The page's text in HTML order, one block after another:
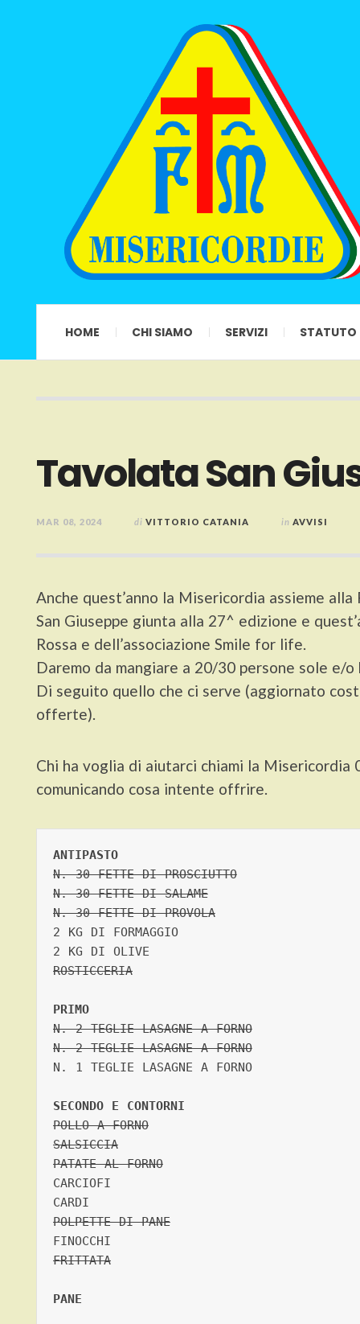
HOME CHI SIAMO SERVIZI STATUTO
Tavolata San
MAR 08, 2024 di VITTORIO CATANIA in AVVISI
Anche quest’anno la Misericordia assieme
San Giuseppe giunta alla 27^ edizione e
Rossa e dell’associazione Smile for life.
Daremo da mangiare a 20/30 persone sole e/o
Di seguito quello che ci serve (aggiornato
offerte).
Chi ha voglia di aiutarci chiami la
comunicando cosa intente offrire.
ANTIPASTO
N. 30 FETTE DI PROSCIUTTO
N. 30 FETTE DI SALAME
N. 30 FETTE DI PROVOLA
2 KG DI FORMAGGIO
ROSTICCERIA
PRIMO
N. 2 TEGLIE LASAGNE A FORNO
N. 2 TEGLIE LASAGNE A FORNO
N. 1 TEGLIE LASAGNE A FORNO
SECONDO E CONTORNI
POLLO A FORNO
SALSICCIA
PATATE AL FORNO
CARCIOFI
POLPETTE DI PANE
FRITTATA
PANE